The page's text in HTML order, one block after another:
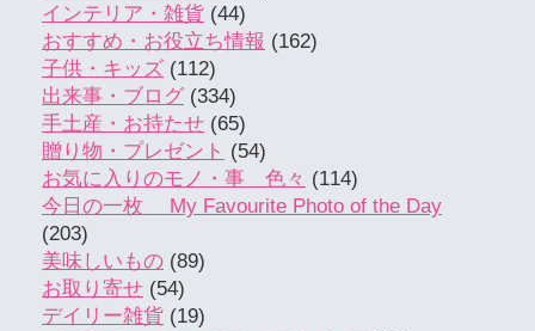
インテリア・雑貨 (44)
おすすめ・お役立ち情報 (162)
子供・キッズ (112)
出来事・ブログ (334)
手土産・お持たせ (65)
贈り物・プレゼント (54)
お気に入りのモノ・事 色々 (114)
今日の一枚 My Favourite Photo of the Day
(203)
美味しいもの (89)
お取り寄せ (54)
デイリー雑貨 (19)